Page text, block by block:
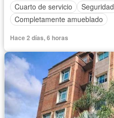
Cuarto de servicio
Seguridad
Completamente amueblado
Hace 2 días, 6 horas